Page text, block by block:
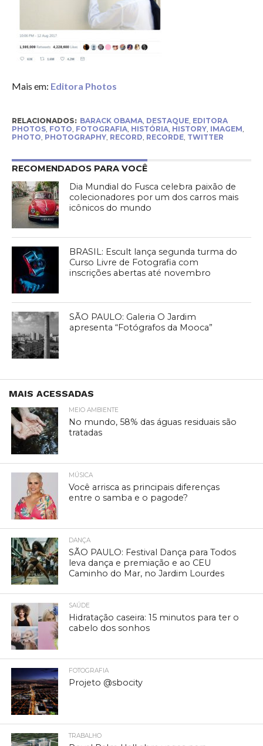
Mais em: Editora Photos
RELACIONADOS: BARACK OBAMA, DESTAQUE, EDITORA
PHOTOS, FOTO, FOTOGRAFIA, HISTÓRIA, HISTORY, IMAGEM,
PHOTO, PHOTOGRAPHY, RECORD, RECORDE, TWITTER
RECOMENDADOS PARA VOCÊ
Dia Mundial do Fusca celebra paixão de
colecionadores por um dos carros mais
icônicos do mundo
BRASIL: Escult lança segunda turma do
Curso Livre de Fotografia com
inscrições abertas até novembro
SÃO PAULO: Galeria O Jardim
apresenta “Fotógrafos da Mooca”
MAIS ACESSADAS
MEIO AMBIENTE
No mundo, 58% das águas residuais são
tratadas
MÚSICA
Você arrisca as principais diferenças
entre o samba e o pagode?
DANÇA
SÃO PAULO: Festival Dança para Todos
leva dança e premiação e ao CEU
Caminho do Mar, no Jardim Lourdes
SAÚDE
Hidratação caseira: 15 minutos para ter o
cabelo dos sonhos
FOTOGRAFIA
Projeto @sbocity
TRABALHO